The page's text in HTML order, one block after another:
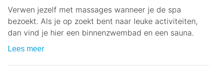
Verwen jezelf met massages wanneer je de spa
bezoekt. Als je op zoekt bent naar leuke activiteiten,
dan vind je hier een binnenzwembad en een sauna.
Lees meer